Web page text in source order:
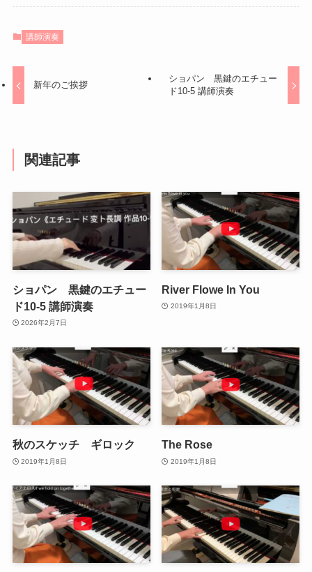
講師演奏
新年のご挨拶
ショパン 黒鍵のエチュー
ド10-5 講師演奏
関連記事
ショパン 黒鍵のエチュー
ド10-5 講師演奏
2026年2月7日
River Flowe In You
2019年1月8日
秋のスケッチ ギロック
2019年1月8日
The Rose
2019年1月8日